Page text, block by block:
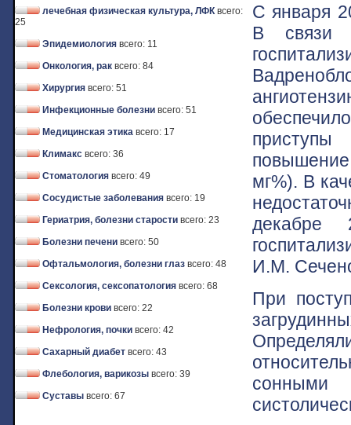
лечебная физическая культура, ЛФК всего:
25
Эпидемиология всего: 11
Онкология, рак всего: 84
Хирургия всего: 51
Инфекционные болезни всего: 51
Медицинская этика всего: 17
Климакс всего: 36
Стоматология всего: 49
Сосудистые заболевания всего: 19
Гериатрия, болезни старости всего: 23
Болезни печени всего: 50
Офтальмология, болезни глаз всего: 48
Сексология, сексопатология всего: 68
Болезни крови всего: 22
Нефрология, почки всего: 42
Сахарный диабет всего: 43
Флебология, варикозы всего: 39
Суставы всего: 67
С января
В связи
мг%). В
декабре
И.М.
При
сонными